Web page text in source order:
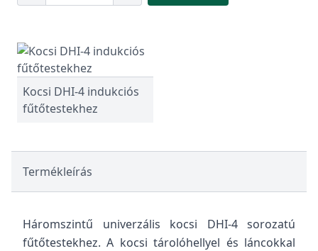
Kocsi DHI-4 indukciós
fűtőtestekhez
Termékleírás
Háromszintű univerzális kocsi DHI-4 sorozatú
fűtőtestekhez. A kocsi tárolóhellyel és láncokkal